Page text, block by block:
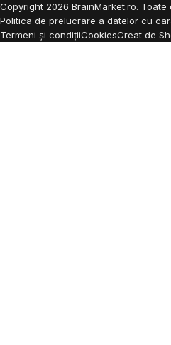
Copyright 2026 BrainMarket.ro.
Politica de prelucrare a datelor cu
Termeni și condițiiCookiesCreat de